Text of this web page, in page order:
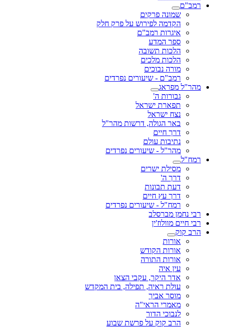
רמב"ם
שמונה פרקים
הקדמה לפירוש על פרק חלק
איגרות רמב"ם
ספר המדע
הלכות תשובה
הלכות מלכים
מורה נבוכים
רמב"ם - שיעורים נפרדים
מהר"ל מפראג
גבורות ה'
תפארת ישראל
נצח ישראל
באר הגולה, דרשות מהר"ל
דרך חיים
נתיבות עולם
מהר"ל - שיעורים נפרדים
רמח"ל
מסילת ישרים
דרך ה'
דעת תבונות
דרך עץ חיים
רמח"ל - שיעורים נפרדים
רבי נחמן מברסלב
רבי חיים מוולוז'ין
הרב קוק
אורות
אורות הקודש
אורות התורה
עין איה
אדר היקר, עקבי הצאן
עולת ראיה, תפילה, בית המקדש
מוסר אביך
מאמרי הראי"ה
לנבוכי הדור
הרב קוק על פרשת שבוע